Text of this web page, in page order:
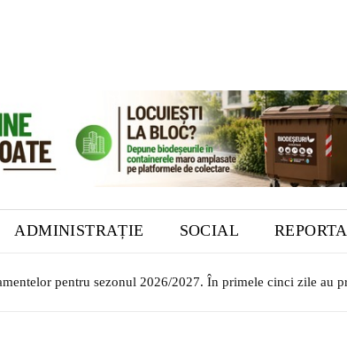
ADMINISTRAȚIE SOCIAL
pentru sezonul 2026/2027. În primele cinci zile au